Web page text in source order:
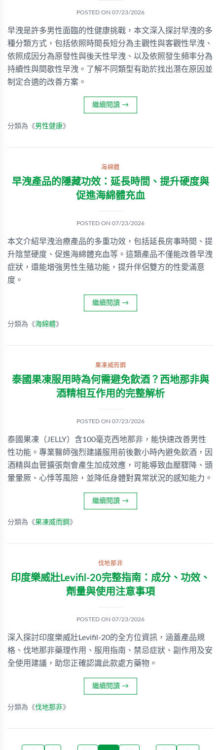
POSTED ON 07/23/2026
早洩是許多男性面臨的性健康挑戰，本文深入探討早洩的多
種分類方式，包括依照時間長短分為主觀性與客觀性早洩、
依照成因分為原發性與後天性早洩、以及依照發生頻率分為
持續性與間歇性早洩。了解不同類型有助於找出潛在原因並
制定合適的改善方案。
繼續閱讀 →
分類為《男性健康》
海綿體
早洩產品的隱藏功效：延長時間、提升硬度與
促進海綿體充血
POSTED ON 07/23/2026
本文介紹早洩治療產品的多重功效，包括延長房事時間、提
升陰莖硬度、促進海綿體充血等。這類產品不僅能改善早洩
症狀，還能增強男性生殖功能，提升伴侶雙方的性愛滿意
度。
繼續閱讀 →
分類為《海綿體》
果凍威而鋼
泰國果凍服用時為何需避免飲酒？西地那非與
酒精相互作用的完整解析
POSTED ON 07/23/2026
泰國果凍（JELLY）含100毫克西地那非，能快速改善男性
性功能。專業醫師強烈建議服用前後數小時內避免飲酒，因
酒精與血管擴張劑會產生加成效應，可能導致血壓驟降、頭
暈暈厥、心悸等風險，並降低身體對異常狀況的感知能力。
繼續閱讀 →
分類為《果凍威而鋼 》
伐地那非
印度樂威壯Levifil-20完整指南：成分、功效、
劑量與使用注意事項
POSTED ON 07/23/2026
深入探討印度樂威壯Levifil-20的全方位資訊，涵蓋產品規
格、伐地那非藥理作用、服用指南、禁忌症狀、副作用及安
全使用建議，助您正確認識此款處方藥物。
繼續閱讀 →
分類為《伐地那非》